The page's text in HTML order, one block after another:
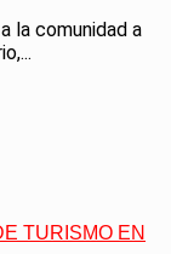
la comunidad a
TURISMO EN